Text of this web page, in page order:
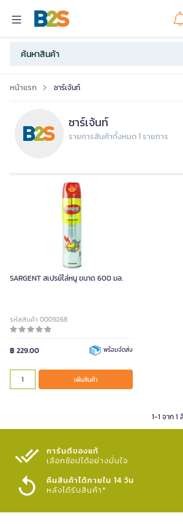
หน้าแรก ซาร์เจ้นท์
ซาร์เจ้นท์
รายการสินค้าทั้งหมด 1 รายการ
SARGENT สเปรย์ไล่หนู ขนาด 600 มล.
รหัสสินค้า 0009268
฿ 229.00 พร้อมจัดส่ง
เพิ่มสินค้า
1-1 จาก 1
การันตีของแท้
เลือกช้อปได้อย่างมั่นใจ​
คืนสินค้าได้ภายใน 14 วัน
หลังได้รับสินค้า*